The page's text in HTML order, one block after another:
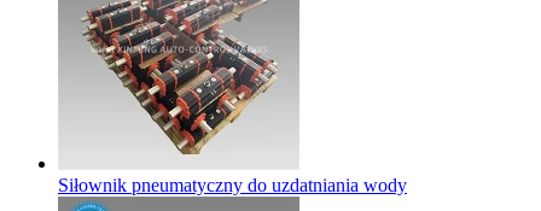
Siłownik pneumatyczny do uzdatniania wody